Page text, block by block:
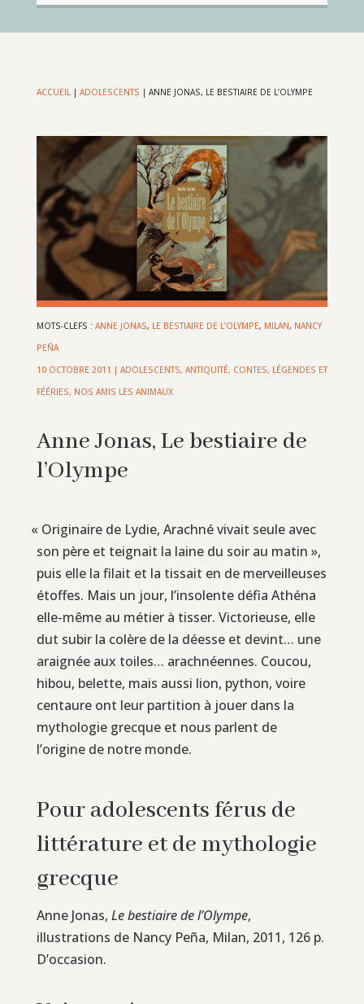
ACCUEIL| ADOLESCENTS | ANNE JONAS, LE BESTIAIRE DE L’OLYMPE
MOTS-CLEFS : ANNE JONAS, LE BESTIAIRE DE L’OLYMPE, MILAN, NANCY
PEÑA
10 OCTOBRE 2011 | ADOLESCENTS, ANTIQUITÉ, CONTES, LÉGENDES ET
FÉÉRIES, NOS AMIS LES ANIMAUX
Anne Jonas, Le bestiaire de
l’Olympe
« Originaire de Lydie, Arachné vivait seule avec
son père et teignait la laine du soir au matin »,
puis elle la filait et la tissait en de merveilleuses
étoffes. Mais un jour, l’insolente défia Athéna
elle-même au métier à tisser. Victorieuse, elle
dut subir la colère de la déesse et devint… une
araignée aux toiles… arachnéennes. Coucou,
hibou, belette, mais aussi lion, python, voire
centaure ont leur partition à jouer dans la
mythologie grecque et nous parlent de
l’origine de notre monde.
Pour adolescents férus de
littérature et de mythologie
grecque
Anne Jonas, Le bestiaire de l’Olympe,
illustrations de Nancy Peña, Milan, 2011, 126 p.
D’occasion.